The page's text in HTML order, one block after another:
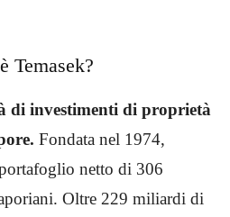
Temasek?
di investimenti di proprietà
Fondata nel 1974,
netto di 306
Oltre 229 miliardi di